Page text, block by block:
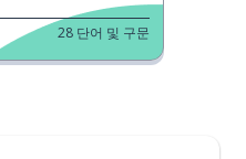
28 단어 및 구문